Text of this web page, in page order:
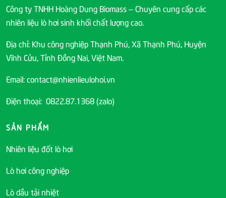
Công ty TNHH Hoàng Dung Biomass – Chuyên cung cấp các
nhiên liệu lò hơi sinh khối chất lượng cao.
Địa chỉ: Khu công nghiệp Thạnh Phú, Xã Thạnh Phú, Huyện
Vĩnh Cửu, Tỉnh Đồng Nai, Việt Nam.
Email: contact@nhienlieulohoi.vn
Điện thoại: 0822.87.1368 (zalo)
SẢN PHẨM
Nhiên liệu đốt lò hơi
Lò hơi công nghiệp
Lò dầu tải nhiệt